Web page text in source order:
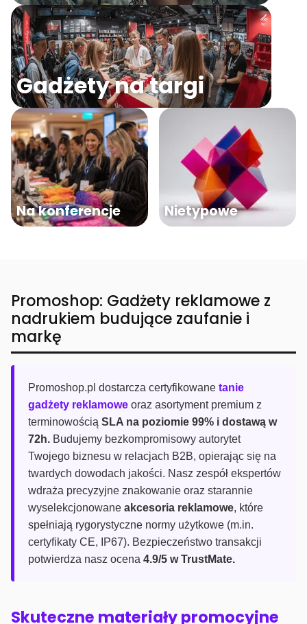
Gadżety na targi
Na konferencje Nietypowe
Promoshop: Gadżety reklamowe z
nadrukiem budujące zaufanie i
markę
Promoshop.pl dostarcza certyfikowane tanie
gadżety reklamowe oraz asortyment premium z
terminowością SLA na poziomie 99% i dostawą w
72h. Budujemy bezkompromisowy autorytet
Twojego biznesu w relacjach B2B, opierając się na
twardych dowodach jakości. Nasz zespół ekspertów
wdraża precyzyjne znakowanie oraz starannie
wyselekcjonowane akcesoria reklamowe, które
spełniają rygorystyczne normy użytkowe (m.in.
certyfikaty CE, IP67). Bezpieczeństwo transakcji
potwierdza nasz ocena 4.9/5 w TrustMate.
Skuteczne materiały promocyjne